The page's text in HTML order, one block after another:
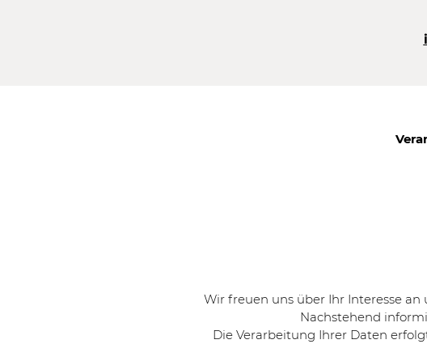
Wir freuen uns über Ihr Interesse
Nachstehend
Die Verarbeitung Ihrer Daten